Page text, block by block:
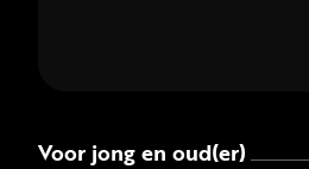
Voor jong en oud(er)